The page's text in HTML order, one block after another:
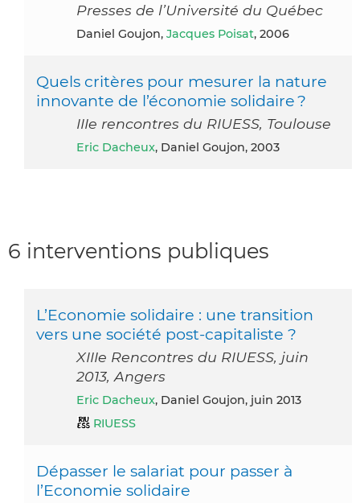
Presses de l’Université du Québec
Daniel Goujon, Jacques Poisat, 2006
Quels critères pour mesurer la nature
innovante de l’économie solidaire ?
IIIe rencontres du RIUESS, Toulouse
Eric Dacheux, Daniel Goujon, 2003
6 interventions publiques
L’Economie solidaire : une transition
vers une société post-capitaliste ?
XIIIe Rencontres du RIUESS, juin
2013, Angers
Eric Dacheux, Daniel Goujon, juin 2013
RIUESS
Dépasser le salariat pour passer à
l’Economie solidaire